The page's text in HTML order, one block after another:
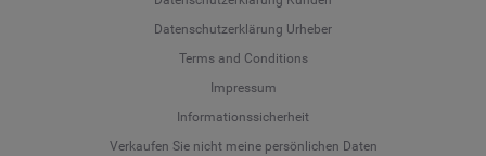
Datenschutzerklärung Urheber
Terms and Conditions
Impressum
Informationssicherheit
Verkaufen Sie nicht meine persönlichen Daten
Deutsch